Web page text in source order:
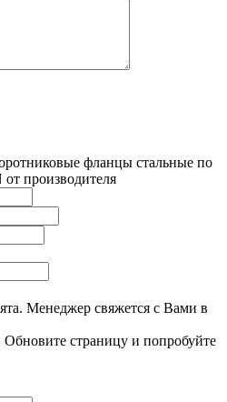
Менеджер свяжется с Вами в
страницу и попробуйте